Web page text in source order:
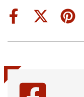
Share
Share
(Twitter)
Share